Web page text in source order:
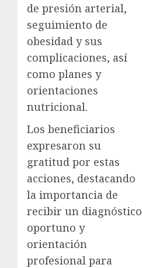
de presión arterial,
seguimiento de
obesidad y sus
complicaciones, así
como planes y
orientaciones
nutricional.
Los beneficiarios
expresaron su
gratitud por estas
acciones, destacando
la importancia de
recibir un diagnóstico
oportuno y
orientación
profesional para